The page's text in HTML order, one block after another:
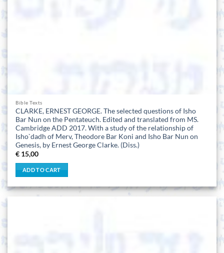
Bible Texts
CLARKE, ERNEST GEORGE. The selected questions of Isho
Bar Nun on the Pentateuch. Edited and translated from MS.
Cambridge ADD 2017. With a study of the relationship of
Isho`dadh of Merv, Theodore Bar Koni and Isho Bar Nun on
Genesis, by Ernest George Clarke. (Diss.)
€ 15,00
ADD TO CART